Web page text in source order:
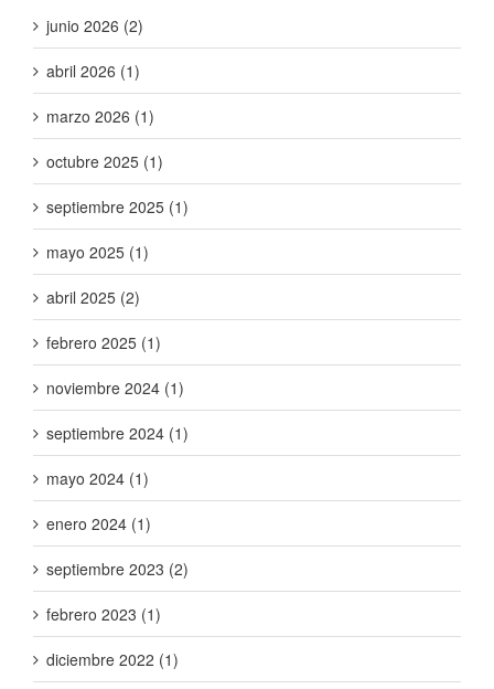
junio 2026 (2)
abril 2026 (1)
marzo 2026 (1)
octubre 2025 (1)
septiembre 2025 (1)
mayo 2025 (1)
abril 2025 (2)
febrero 2025 (1)
noviembre 2024 (1)
septiembre 2024 (1)
mayo 2024 (1)
enero 2024 (1)
septiembre 2023 (2)
febrero 2023 (1)
diciembre 2022 (1)